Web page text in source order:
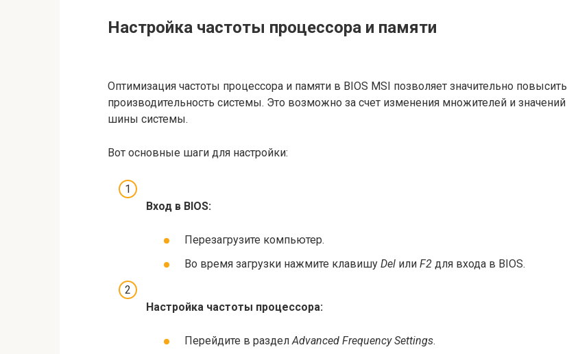
Настройка частоты процессора и памяти
Оптимизация частоты процессора и памяти в BIOS MSI позволяет значительно повысить
производительность системы. Это возможно за счет изменения множителей и значений
шины системы.
Вот основные шаги для настройки:
Вход в BIOS:
Перезагрузите компьютер.
Во время загрузки нажмите клавишу Del или F2 для входа в BIOS.
Настройка частоты процессора:
Перейдите в раздел Advanced Frequency Settings.